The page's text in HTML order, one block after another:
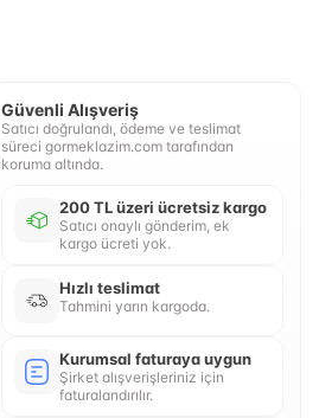
Güvenli Alışveriş
Satıcı doğrulandı, ödeme ve teslimat
süreci gormeklazim.com tarafından
koruma altında.
200 TL üzeri ücretsiz kargo
Satıcı onaylı gönderim, ek
kargo ücreti yok.
Hızlı teslimat
Tahmini yarın kargoda.
Kurumsal faturaya uygun
Şirket alışverişleriniz için
faturalandırılır.